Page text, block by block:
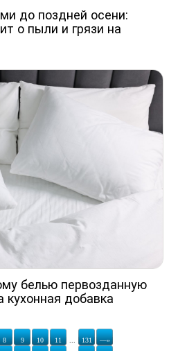
до поздней осени:
о пыли и грязи на
белью первозданную
кухонная добавка
8 9 10 11 131 —»